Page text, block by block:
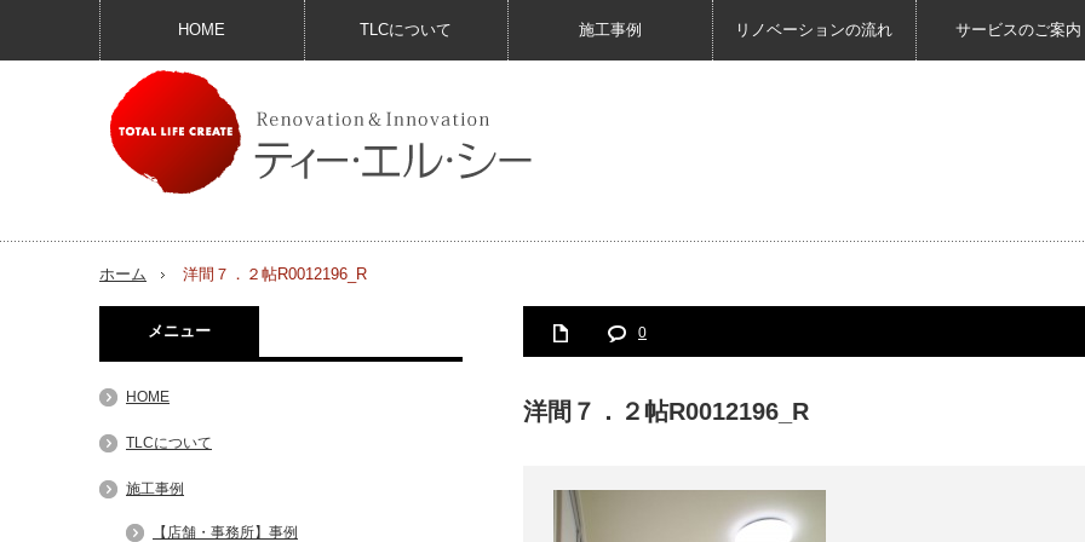
HOME TLCについて 施工事例 リノベーションの流れ サービスのご案内
ホーム 洋間７．２帖R0012196_R
0
洋間７．２帖R0012196_R
メニュー
HOME
TLCについて
施工事例
【店舗・事務所】事例